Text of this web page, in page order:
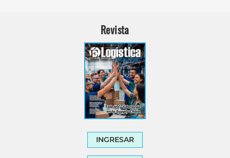
Revista
INGRESAR